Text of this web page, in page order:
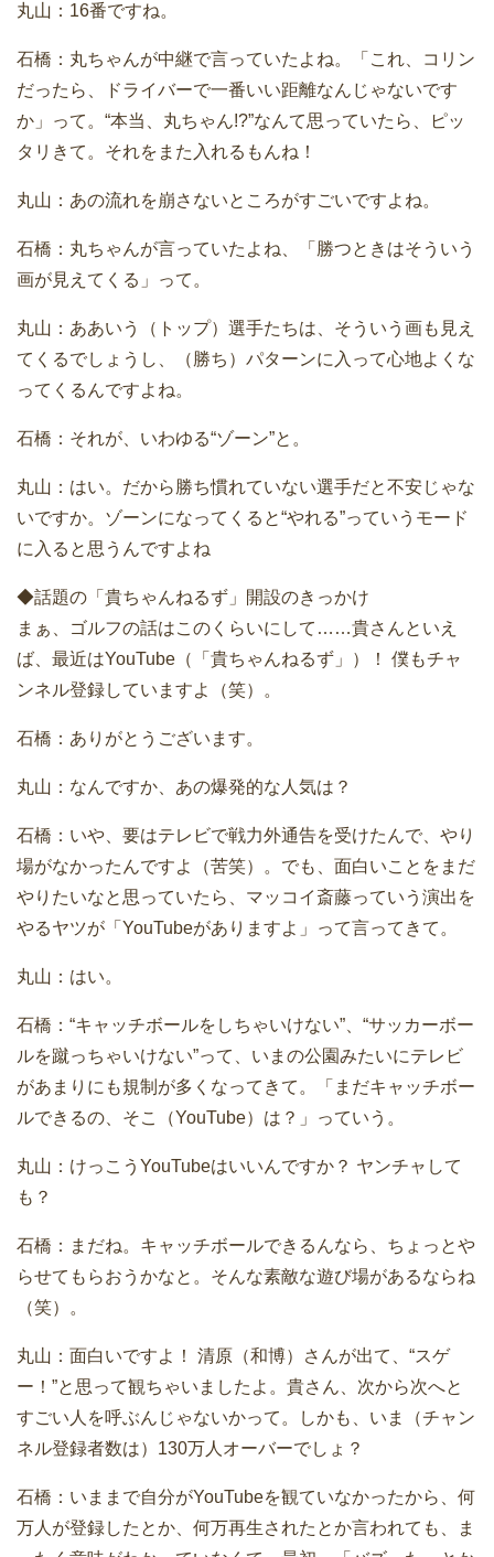
丸山：16番ですね。
石橋：丸ちゃんが中継で言っていたよね。「これ、コリン
だったら、ドライバーで一番いい距離なんじゃないです
か」って。“本当、丸ちゃん!?”なんて思っていたら、ピッ
タリきて。それをまた入れるもんね！
丸山：あの流れを崩さないところがすごいですよね。
石橋：丸ちゃんが言っていたよね、「勝つときはそういう
画が見えてくる」って。
丸山：ああいう（トップ）選手たちは、そういう画も見え
てくるでしょうし、（勝ち）パターンに入って心地よくな
ってくるんですよね。
石橋：それが、いわゆる“ゾーン”と。
丸山：はい。だから勝ち慣れていない選手だと不安じゃな
いですか。ゾーンになってくると“やれる”っていうモード
に入ると思うんですよね
◆話題の「貴ちゃんねるず」開設のきっかけ
まぁ、ゴルフの話はこのくらいにして……貴さんといえ
ば、最近はYouTube（「貴ちゃんねるず」）！ 僕もチャ
ンネル登録していますよ（笑）。
石橋：ありがとうございます。
丸山：なんですか、あの爆発的な人気は？
石橋：いや、要はテレビで戦力外通告を受けたんで、やり
場がなかったんですよ（苦笑）。でも、面白いことをまだ
やりたいなと思っていたら、マッコイ斎藤っていう演出を
やるヤツが「YouTubeがありますよ」って言ってきて。
丸山：はい。
石橋：“キャッチボールをしちゃいけない”、“サッカーボー
ルを蹴っちゃいけない”って、いまの公園みたいにテレビ
があまりにも規制が多くなってきて。「まだキャッチボー
ルできるの、そこ（YouTube）は？」っていう。
丸山：けっこうYouTubeはいいんですか？ ヤンチャして
も？
石橋：まだね。キャッチボールできるんなら、ちょっとや
らせてもらおうかなと。そんな素敵な遊び場があるならね
（笑）。
丸山：面白いですよ！ 清原（和博）さんが出て、“スゲ
ー！”と思って観ちゃいましたよ。貴さん、次から次へと
すごい人を呼ぶんじゃないかって。しかも、いま（チャン
ネル登録者数は）130万人オーバーでしょ？
石橋：いままで自分がYouTubeを観ていなかったから、何
万人が登録したとか、何万再生されたとか言われても、ま